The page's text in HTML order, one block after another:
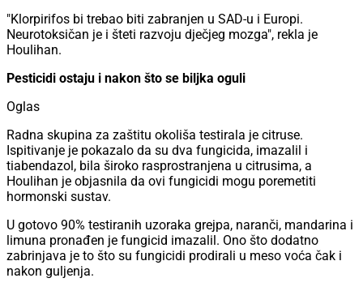
"Klorpirifos bi trebao biti zabranjen u SAD-u i Europi.
Neurotoksičan je i šteti razvoju dječjeg mozga", rekla je
Houlihan.
Pesticidi ostaju i nakon što se biljka oguli
Oglas
Radna skupina za zaštitu okoliša testirala je citruse.
Ispitivanje je pokazalo da su dva fungicida, imazalil i
tiabendazol, bila široko rasprostranjena u citrusima, a
Houlihan je objasnila da ovi fungicidi mogu poremetiti
hormonski sustav.
U gotovo 90% testiranih uzoraka grejpa, naranči, mandarina i
limuna pronađen je fungicid imazalil. Ono što dodatno
zabrinjava je to što su fungicidi prodirali u meso voća čak i
nakon guljenja.